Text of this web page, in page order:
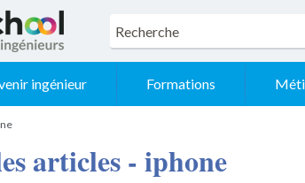
ingénieur Formations
articles - iphone